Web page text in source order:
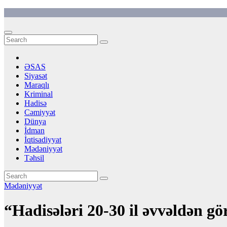
content
ƏSAS
Siyasət
Maraqlı
Kriminal
Hadisə
Cəmiyyət
Dünya
İdman
İqtisadiyyat
Mədəniyyət
Təhsil
Mədəniyyət
“Hadisələri 20-30 il əvvəldən